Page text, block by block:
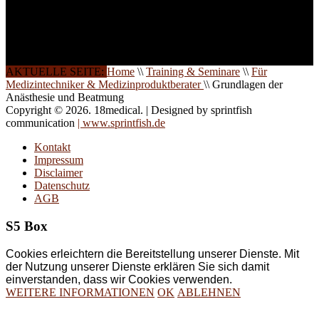
AKTUELLE SEITE: Home \\ Training & Seminare \\ Für
Medizintechniker & Medizinproduktberater\\ Grundlagen der
Anästhesie und Beatmung
Copyright © 2026. 18medical. | Designed by sprintfish
communication | www.sprintfish.de
Kontakt
Impressum
Disclaimer
Datenschutz
AGB
S5 Box
Cookies erleichtern die Bereitstellung unserer Dienste. Mit
der Nutzung unserer Dienste erklären Sie sich damit
einverstanden, dass wir Cookies verwenden.
WEITERE INFORMATIONEN OK ABLEHNEN